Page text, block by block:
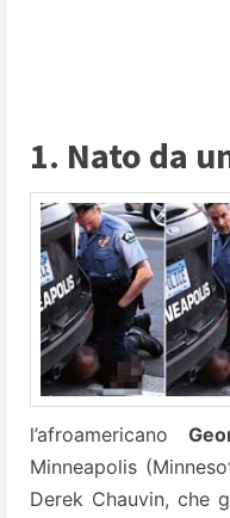
1. Nato da
l’afroamericano
Minneapolis
Derek Chauvin, che